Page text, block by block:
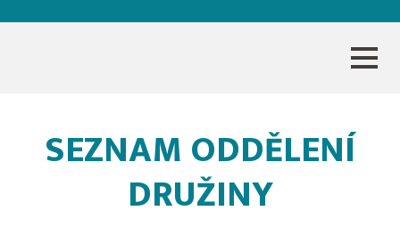
SEZNAM ODDĚLENÍ
DRUŽINY